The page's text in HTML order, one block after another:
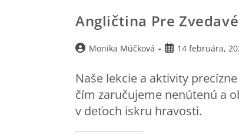
Angličtina Pre
Monika Múčková 14 februára,
Naše lekcie a aktivity
čím zaručujeme nenútenú a
v deťoch iskru hravosti.